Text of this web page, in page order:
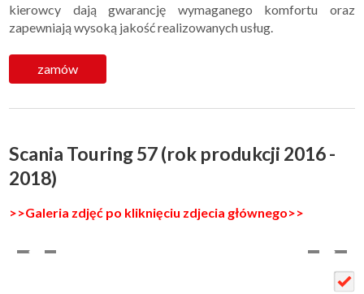
kierowcy dają gwarancję wymaganego komfortu oraz
zapewniają wysoką jakość realizowanych usług.
zamów
Scania Touring 57 (rok produkcji 2016 -
2018)
>>Galeria zdjęć po kliknięciu zdjecia głównego>>